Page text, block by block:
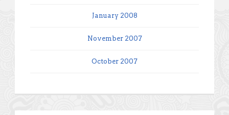
January 2008
November 2007
October 2007